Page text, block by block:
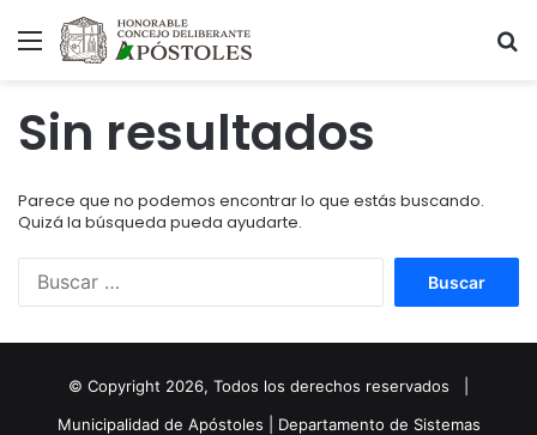
Menú
Sin resultados
Parece que no podemos encontrar lo que estás buscando.
Quizá la búsqueda pueda ayudarte.
© Copyright 2026, Todos los derechos reservados |
Municipalidad de Apóstoles | Departamento de Sistemas